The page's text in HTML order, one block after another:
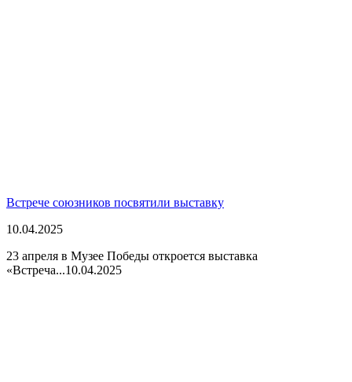
Встрече союзников посвятили выставку
10.04.2025
23 апреля в Музее Победы откроется выставка
«Встреча...10.04.2025